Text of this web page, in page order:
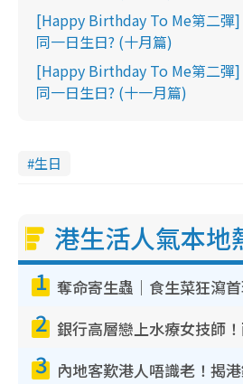
[Happy Birthday To Me第二彈]
同一日生日? (十月篇)
[Happy Birthday To Me第二彈]
同一日生日? (十一月篇)
生日
港生活人氣本地
1
2
3